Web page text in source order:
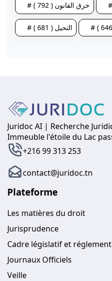
# خرق القانون ( 792 )
# التحيل ( 681 )
Juridoc AI | Recherche
Immeuble l'étoile du Lac
+216 99 313 253
contact@juridoc.tn
Plateforme
Les matières du droit
Jurisprudence
Cadre législatif et
Journaux Officiels
Veille